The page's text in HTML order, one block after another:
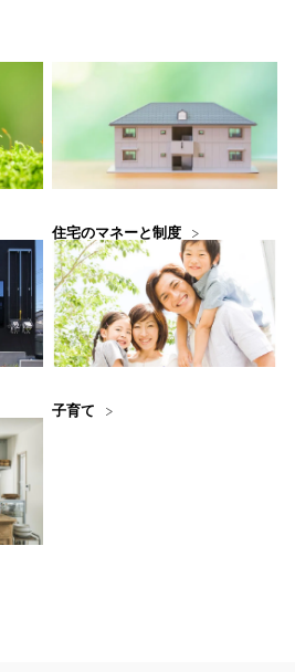
住宅のマネーと制度
子育て